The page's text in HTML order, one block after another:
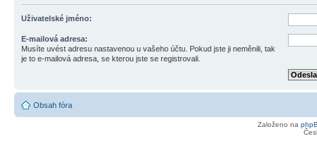
Uživatelské jméno:
E-mailová adresa:
Musíte uvést adresu nastavenou u vašeho účtu. Pokud jste ji neměnili, tak
je to e-mailová adresa, se kterou jste se registrovali.
Obsah fóra
Založeno na